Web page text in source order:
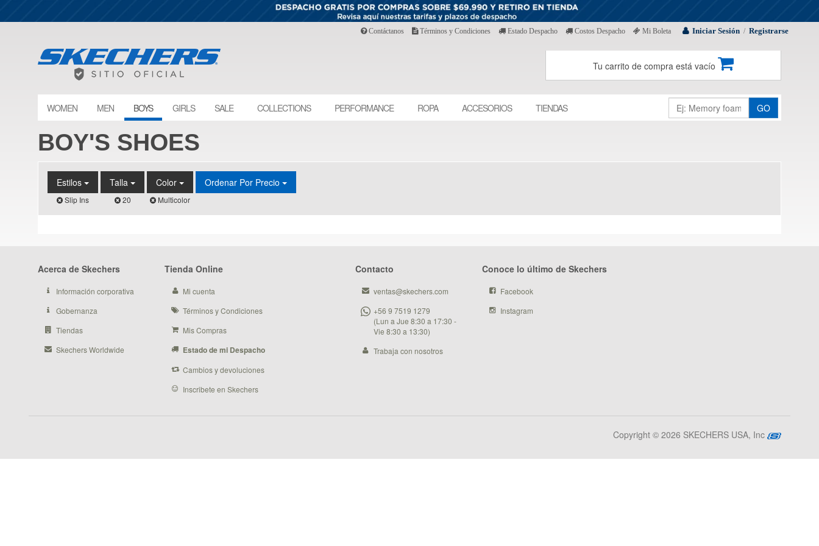
Iniciar Sesión / Registrarse
Contáctanos Términos y Condiciones Estado Despacho Costos Despacho Mi Boleta
Tu carrito de compra está vacío
WOMEN MEN BOYS GIRLS SALE COLLECTIONS PERFORMANCE ROPA ACCESORIOS TIENDAS GO
BOY'S SHOES
Estilos
Slip Ins
Talla
20
Color
Multicolor
Ordenar Por Precio
Acerca de Skechers
Información corporativa
Gobernanza
Tiendas
Skechers Worldwide
Tienda Online
Mi cuenta
Términos y Condiciones
Mis Compras
Estado de mi Despacho
Cambios y devoluciones
Inscribete en Skechers
Contacto
ventas@skechers.com
+56 9 7519 1279
(Lun a Jue 8:30 a 17:30 -
Vie 8:30 a 13:30)
Trabaja con nosotros
Conoce lo último de Skechers
Facebook
Instagram
Copyright © 2026 SKECHERS USA, Inc